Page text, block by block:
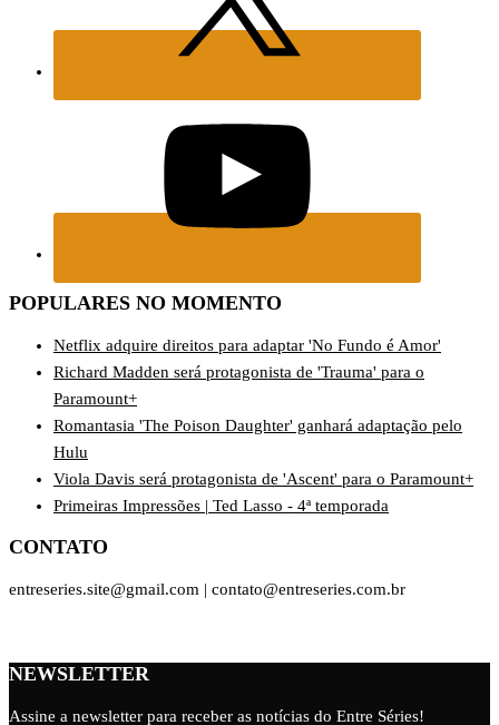
POPULARES NO MOMENTO
Netflix adquire direitos para adaptar 'No Fundo é Amor'
Richard Madden será protagonista de 'Trauma' para o
Paramount+
Romantasia 'The Poison Daughter' ganhará adaptação pelo
Hulu
Viola Davis será protagonista de 'Ascent' para o Paramount+
Primeiras Impressões | Ted Lasso - 4ª temporada
CONTATO
entreseries.site@gmail.com | contato@entreseries.com.br
NEWSLETTER
Assine a newsletter para receber as notícias do Entre Séries!